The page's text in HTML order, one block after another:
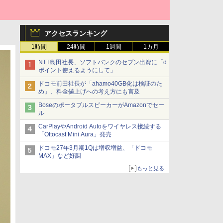
アクセスランキング
1時間 24時間 1週間 1カ月
NTT島田社長、ソフトバンクのセブン出資に「d
ポイント使えるようにして」
ドコモ前田社長が「ahamo40GB化は検証のた
め」、料金値上げへの考え方にも言及
BoseのポータブルスピーカーがAmazonでセー
ル
CarPlayやAndroid Autoをワイヤレス接続する
「Ottocast Mini Aura」発売
ドコモ27年3月期1Qは増収増益、「ドコモ
MAX」など好調
もっと見る